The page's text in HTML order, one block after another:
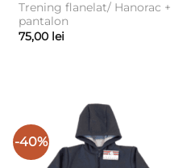
Trening flanelat/ Hanorac +
pantalon
75,00 lei
-40%